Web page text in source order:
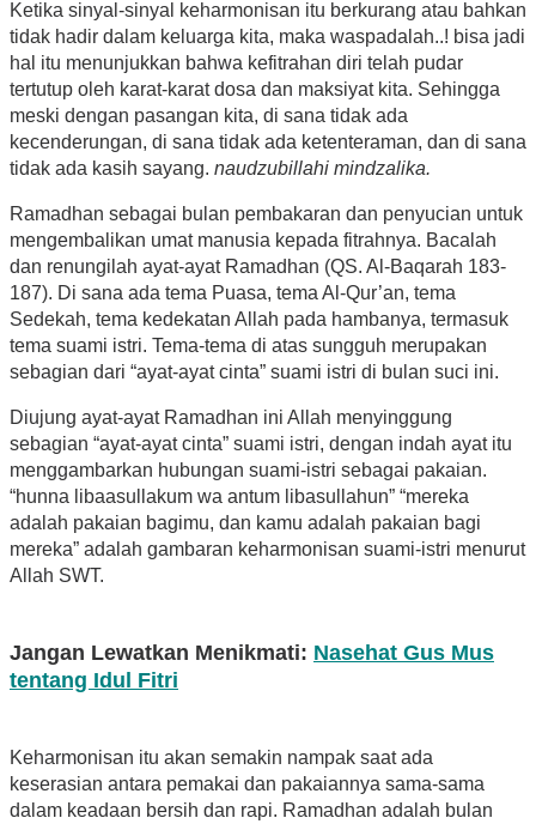
Ketika sinyal-sinyal keharmonisan itu berkurang atau bahkan
tidak hadir dalam keluarga kita, maka waspadalah..! bisa jadi
hal itu menunjukkan bahwa kefitrahan diri telah pudar
tertutup oleh karat-karat dosa dan maksiyat kita. Sehingga
meski dengan pasangan kita, di sana tidak ada
kecenderungan, di sana tidak ada ketenteraman, dan di sana
tidak ada kasih sayang. naudzubillahi mindzalika.
Ramadhan sebagai bulan pembakaran dan penyucian untuk
mengembalikan umat manusia kepada fitrahnya. Bacalah
dan renungilah ayat-ayat Ramadhan (QS. Al-Baqarah 183-
187). Di sana ada tema Puasa, tema Al-Qur’an, tema
Sedekah, tema kedekatan Allah pada hambanya, termasuk
tema suami istri. Tema-tema di atas sungguh merupakan
sebagian dari “ayat-ayat cinta” suami istri di bulan suci ini.
Diujung ayat-ayat Ramadhan ini Allah menyinggung
sebagian “ayat-ayat cinta” suami istri, dengan indah ayat itu
menggambarkan hubungan suami-istri sebagai pakaian.
“hunna libaasullakum wa antum libasullahun” “mereka
adalah pakaian bagimu, dan kamu adalah pakaian bagi
mereka” adalah gambaran keharmonisan suami-istri menurut
Allah SWT.
Jangan Lewatkan Menikmati: Nasehat Gus Mus
tentang Idul Fitri
Keharmonisan itu akan semakin nampak saat ada
keserasian antara pemakai dan pakaiannya sama-sama
dalam keadaan bersih dan rapi. Ramadhan adalah bulan